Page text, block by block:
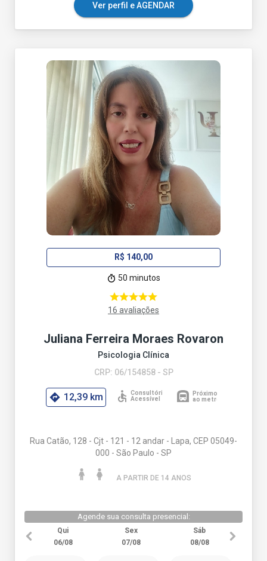
Ver perfil e AGENDAR
R$ 140,00
50 minutos
16 avaliações
Juliana Ferreira Moraes Rovaron
Psicologia Clínica
CRP: 06/154858 - SP
12,39 km
Rua Catão, 128 - Cjt - 121 - 12 andar - Lapa, CEP 05049-
000 - São Paulo - SP
A PARTIR DE 14 ANOS
Agende sua consulta presencial:
Qui
06/08
Sex
07/08
Sáb
08/08